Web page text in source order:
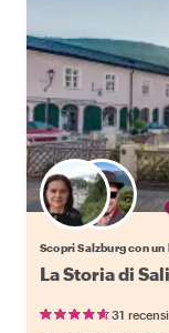
Scopri Salzburg con
La Storia di
31